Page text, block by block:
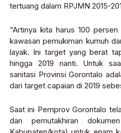
tertuang dalam RPJMN 2015-
“Artinya kita harus 100
kawasan pemukiman kumuh
layak. Ini target yang berat
hingga 2019 nanti. Untuk
sanitasi Provinsi Gorontalo
dari target capaian di 2019
Saat ini Pemprov Gorontalo
dan pemutakhiran